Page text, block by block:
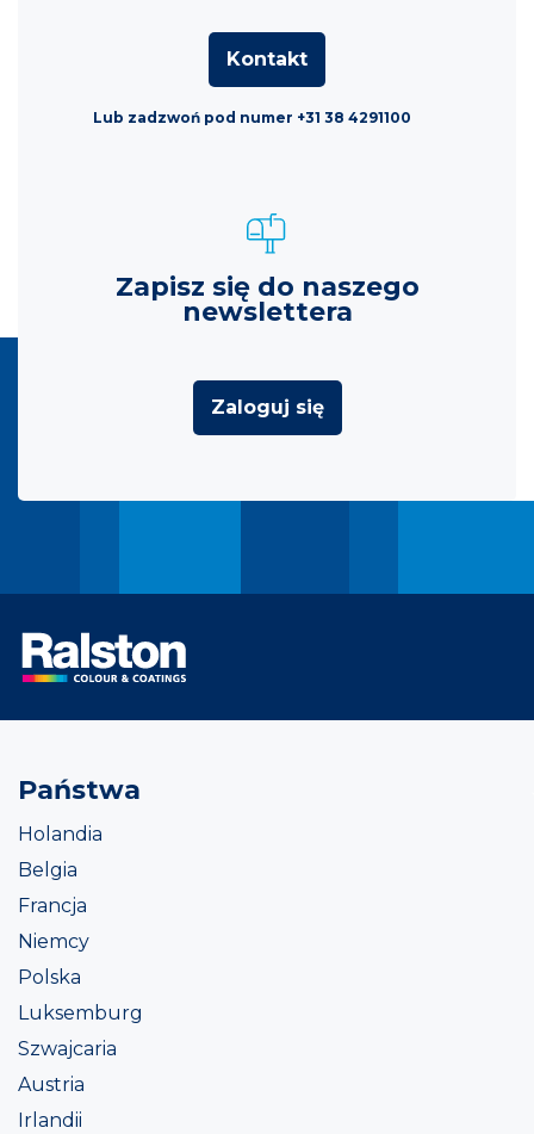
Kontakt
Lub zadzwoń pod numer +31 38 4291100
Zapisz się do naszego
newslettera
Zaloguj się
Państwa
Holandia
Belgia
Francja
Niemcy
Polska
Luksemburg
Szwajcaria
Austria
Irlandii